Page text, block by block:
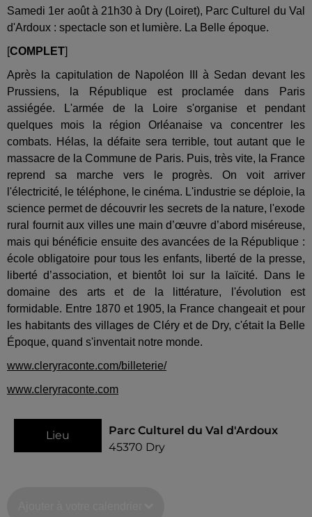
Samedi 1er août à 21h30 à Dry (Loiret), Parc Culturel du Val
d'Ardoux : spectacle son et lumière. La Belle époque.
[COMPLET]
Après la capitulation de Napoléon III à Sedan devant les
Prussiens, la République est proclamée dans Paris
assiégée. L'armée de la Loire s'organise et pendant
quelques mois la région Orléanaise va concentrer les
combats. Hélas, la défaite sera terrible, tout autant que le
massacre de la Commune de Paris. Puis, très vite, la France
reprend sa marche vers le progrès. On voit arriver
l'électricité, le téléphone, le cinéma. L'industrie se déploie, la
science permet de découvrir les secrets de la nature, l'exode
rural fournit aux villes une main d’œuvre d’abord miséreuse,
mais qui bénéficie ensuite des avancées de la République :
école obligatoire pour tous les enfants, liberté de la presse,
liberté d’association, et bientôt loi sur la laïcité. Dans le
domaine des arts et de la littérature, l'évolution est
formidable. Entre 1870 et 1905, la France changeait et pour
les habitants des villages de Cléry et de Dry, c'était la Belle
Époque, quand s'inventait notre monde.
www.cleryraconte.com/billeterie/
www.cleryraconte.com
Lieu
Parc Culturel du Val d'Ardoux
45370 Dry